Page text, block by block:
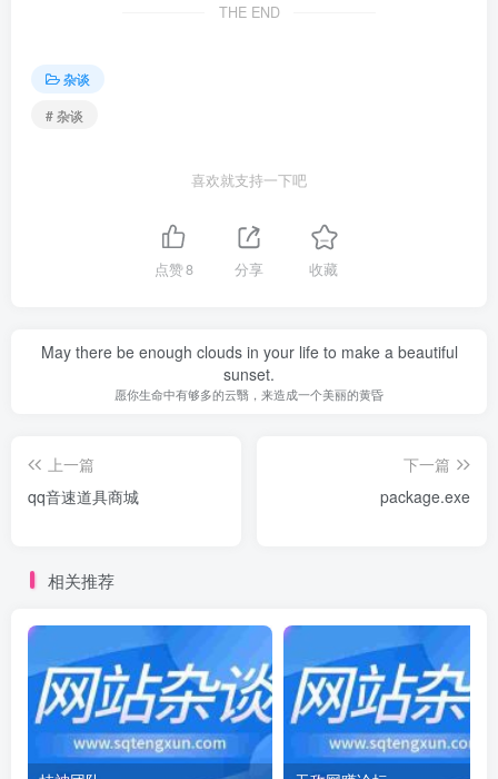
THE END
杂谈
# 杂谈
喜欢就支持一下吧
点赞8 分享 收藏
May there be enough clouds in your life to make a beautiful
sunset.
愿你生命中有够多的云翳，来造成一个美丽的黄昏
上一篇
qq音速道具商城
下一篇
package.exe
相关推荐